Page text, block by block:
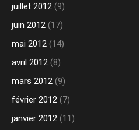
juillet 2012 (9)
juin 2012 (17)
mai 2012 (14)
avril 2012 (8)
mars 2012 (9)
février 2012 (7)
janvier 2012 (11)